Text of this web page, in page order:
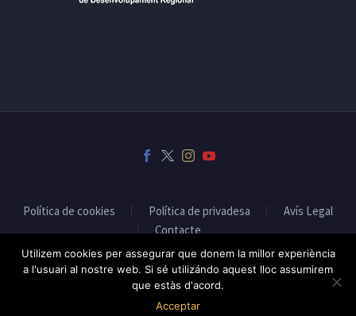
Política de cookies Política de privadesa
Avís Legal
Contacte
2019 © Fet a Osona - Disseny web:
Utilizem cookies per assegurar que donem la millor experiència
a l'usuari al nostre web. Si sé utilizándo aquest lloc assumirem
que estàs d'acord.
Acceptar